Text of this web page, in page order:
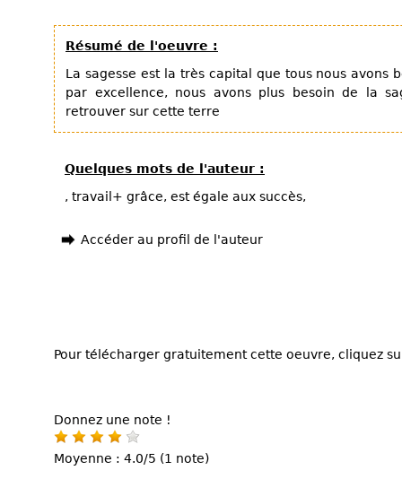
Résumé de l'oeuvre :
La sagesse est la très capital que tous nous avons
par excellence, nous avons plus besoin de la
retrouver sur cette terre
Quelques mots de l'auteur :
, travail+ grâce, est égale aux succès,
Accéder au profil de l'auteur
Pour télécharger gratuitement cette oeuvre, cliquez
Donnez une note !
Moyenne : 4.0/5 (1 note)